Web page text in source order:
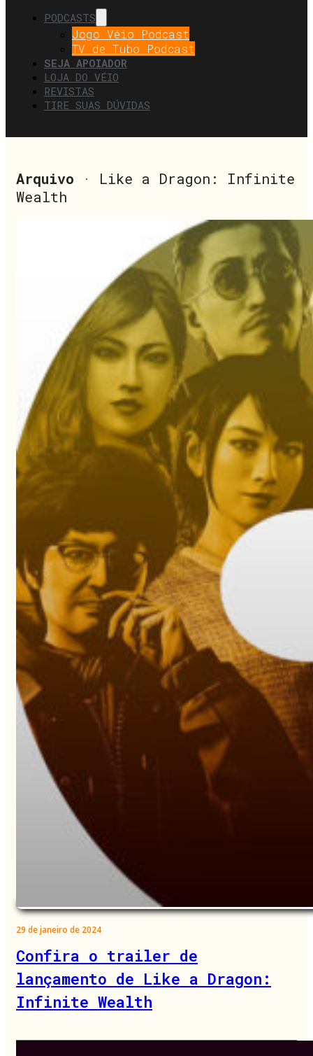
PODCASTS
Jogo Véio Podcast
TV de Tubo Podcast
SEJA APOIADOR
LOJA DO VÉIO
REVISTAS
TIRE SUAS DÚVIDAS
Arquivo · Like a Dragon: Infinite
Wealth
29 de janeiro de 2024
Confira o trailer de
lançamento de Like a Dragon:
Infinite Wealth